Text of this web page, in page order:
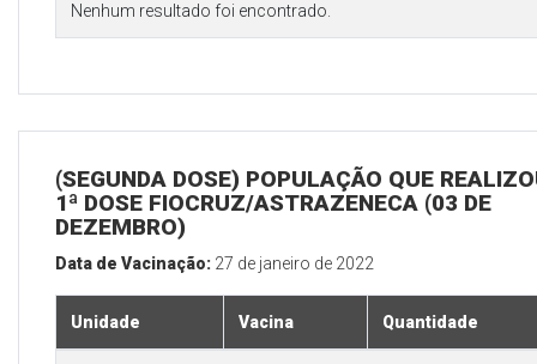
Nenhum resultado foi encontrado.
(SEGUNDA DOSE) POPULAÇÃO QUE
1ª DOSE FIOCRUZ/ASTRAZENECA (03 DE
DEZEMBRO)
Data de Vacinação: 27 de janeiro de 2022
Unidade Vacina Quantidade